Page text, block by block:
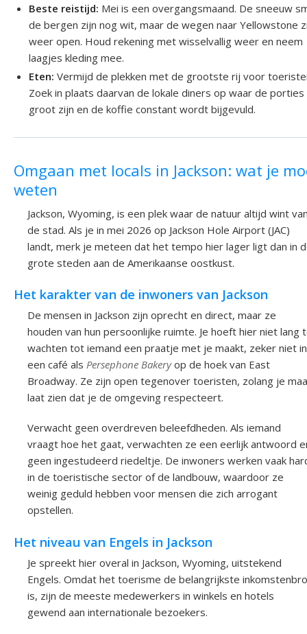
Beste reistijd: Mei is een overgangsmaand. De sneeuw
de bergen zijn nog wit, maar de wegen naar Yellowstone
weer open. Houd rekening met wisselvallig weer en neem
laagjes kleding mee.
Eten: Vermijd de plekken met de grootste rij voor
Zoek in plaats daarvan de lokale diners op waar de porties
groot zijn en de koffie constant wordt bijgevuld.
Omgaan met locals in Jackson: wat je
weten
Jackson, Wyoming, is een plek waar de natuur altijd wint
de stad. Als je in mei 2026 op Jackson Hole Airport (JAC)
landt, merk je meteen dat het tempo hier lager ligt dan in
grote steden aan de Amerikaanse oostkust.
Het karakter van de inwoners van Jackson
De mensen in Jackson zijn oprecht en direct, maar ze
houden van hun persoonlijke ruimte. Je hoeft hier niet lang
wachten tot iemand een praatje met je maakt, zeker niet in
een café als Persephone Bakeryop de hoek van East
Broadway. Ze zijn open tegenover toeristen, zolang je
laat zien dat je de omgeving respecteert.
Verwacht geen overdreven beleefdheden. Als iemand
vraagt hoe het gaat, verwachten ze een eerlijk antwoord
geen ingestudeerd riedeltje. De inwoners werken vaak
in de toeristische sector of de landbouw, waardoor ze
weinig geduld hebben voor mensen die zich arrogant
opstellen.
Het niveau van Engels in Jackson
Je spreekt hier overal in Jackson, Wyoming, uitstekend
Engels. Omdat het toerisme de belangrijkste
is, zijn de meeste medewerkers in winkels en hotels
gewend aan internationale bezoekers.